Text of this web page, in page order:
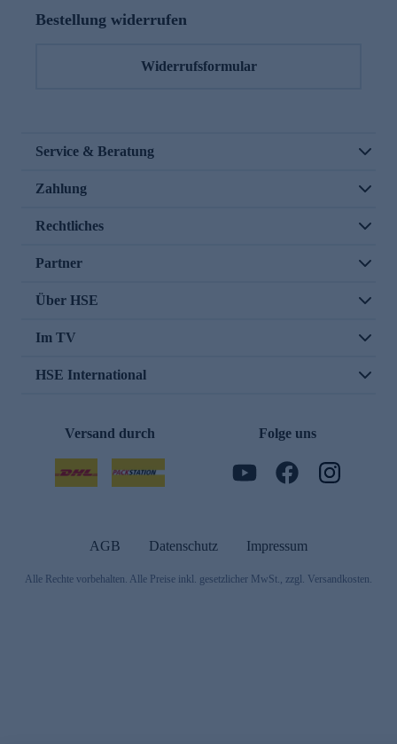
Bestellung widerrufen
Widerrufsformular
Service & Beratung
Zahlung
Rechtliches
Partner
Über HSE
Im TV
HSE International
Versand durch Folge uns
AGB Datenschutz Impressum
Alle Rechte vorbehalten. Alle Preise inkl. gesetzlicher MwSt., zzgl. Versandkosten.